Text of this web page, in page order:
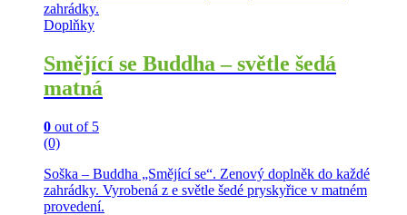
Doplňky
Smějící se Buddha – světle šedá
matná
0 out of 5
(0)
Soška – Buddha „Smějící se“. Zenový doplněk do každé
zahrádky. Vyrobená z e světle šedé pryskyřice v matném
provedení.